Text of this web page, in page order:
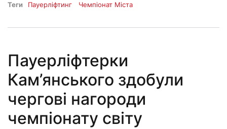
Теги Пауерліфтинг Чемпіонат Міста
Пауерліфтерки
Кам’янського здобули
чергові нагороди
чемпіонату світу